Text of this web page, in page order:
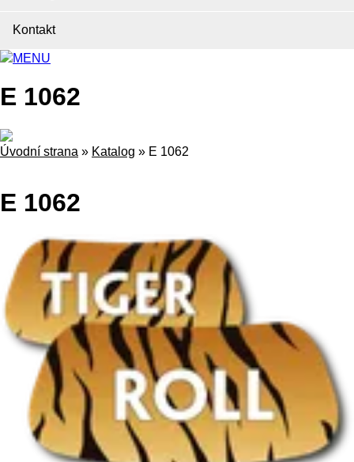
Kontakt
MENU
E 1062
Úvodní strana » Katalog » E 1062
E 1062